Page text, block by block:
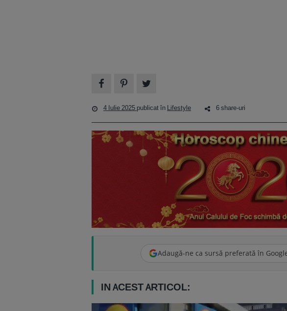
4 Iulie 2025 publicat în Lifestyle 6 share-uri
Adaugă-ne ca sursă preferată în
IN ACEST ARTICOL: